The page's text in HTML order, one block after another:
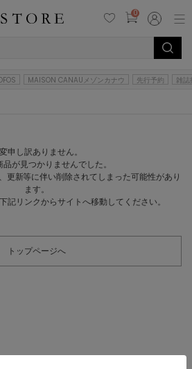
0
MAISON CANAUメゾンカナウ 先行予約 雑誌
申し訳ありません。
が見つかりませんでした。
更新等に伴い削除されてしまった可能性があり
ます。
記リンクからサイトへ移動してください。
トップページへ